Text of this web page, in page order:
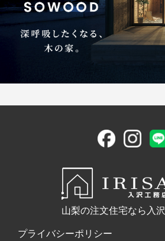
山梨の注文住宅なら入
プライバシーポリシー